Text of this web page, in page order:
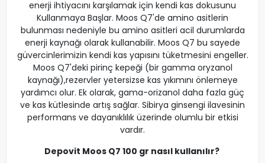
enerji ihtiyacını karşılamak için kendi kas dokusunu
Kullanmaya Başlar. Moos Q7'de amino asitlerin
bulunması nedeniyle bu amino asitleri acil durumlarda
enerji kaynağı olarak kullanabilir. Moos Q7 bu sayede
güvercinlerimizin kendi kas yapısını tüketmesini engeller.
Moos Q7'deki pirinç kepeği (bir gamma oryzanol
kaynağı),rezervler yetersizse kas yıkımını önlemeye
yardımcı olur. Ek olarak, gama-orizanol daha fazla güç
ve kas kütlesinde artış sağlar. Sibirya ginsengi ilavesinin
performans ve dayanıklılık üzerinde olumlu bir etkisi
vardır.
Depovit Moos Q7 100 gr nasıl kullanılır?